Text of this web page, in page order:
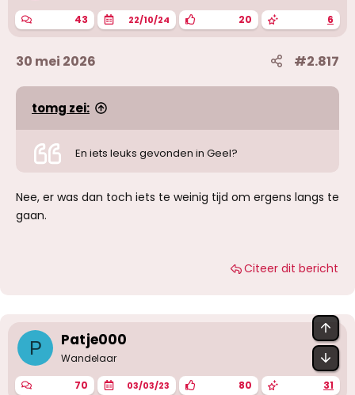
n
:
43 22/10/24 20 6
30 mei 2026 #2.817
tomg zei:
En iets leuks gevonden in Geel?
Nee, er was dan toch iets te weinig tijd om ergens langs te
gaan.
Citeer dit bericht
P Patje000
Wandelaar
70 03/03/23 80 31